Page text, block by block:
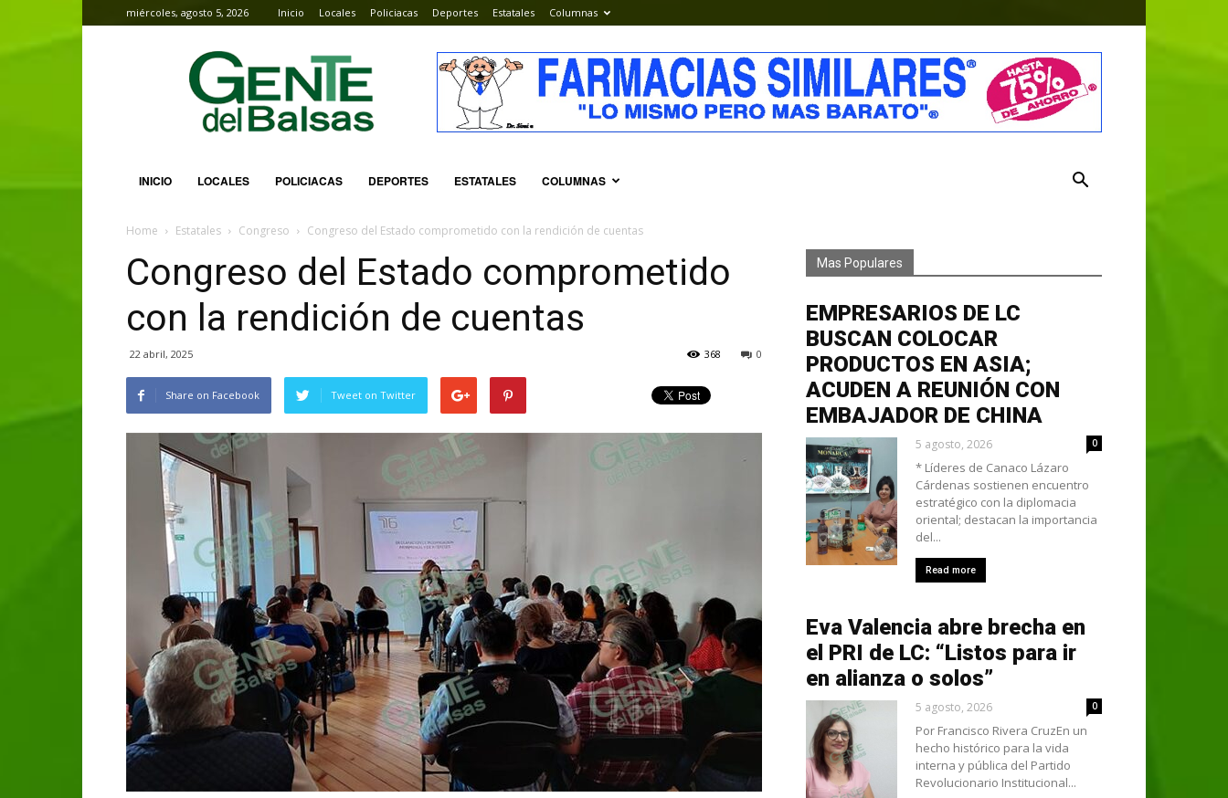
miércoles, agosto 5, 2026 Inicio Locales Policiacas Deportes Estatales Columnas
Gente
del
Balsas
INICIO LOCALES POLICIACAS DEPORTES ESTATALES COLUMNAS
Home Estatales Congreso Congreso del Estado comprometido con la rendición de cuentas
Congreso del Estado comprometido
con la rendición de cuentas
22 abril, 2025 0
368
Share on Facebook Tweet on Twitter
Mas Populares
EMPRESARIOS DE LC
BUSCAN COLOCAR
PRODUCTOS EN ASIA;
ACUDEN A REUNIÓN CON
EMBAJADOR DE CHINA
5 agosto, 2026 0
* Líderes de Canaco Lázaro
Cárdenas sostienen encuentro
estratégico con la diplomacia
oriental; destacan la importancia
del...
Read more
Eva Valencia abre brecha en
el PRI de LC: “Listos para ir
en alianza o solos”
5 agosto, 2026 0
Por Francisco Rivera CruzEn un
hecho histórico para la vida
interna y pública del Partido
Revolucionario Institucional...